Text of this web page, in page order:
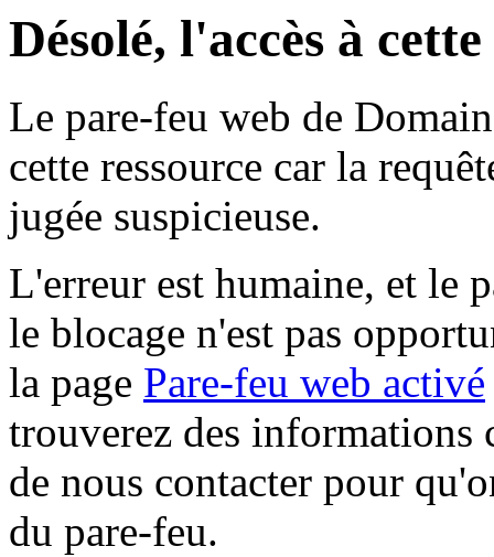
Désolé, l'accès à
Le pare-feu web de
cette ressource car la
jugée suspicieuse.
L'erreur est humaine, et le
le blocage n'est pas
la page Pare-feu web activé
trouverez des informations
de nous contacter pour
du pare-feu.